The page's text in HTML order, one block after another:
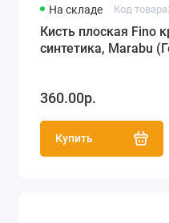
На складе Код
Кисть плоская Fino
синтетика, Marabu
360.00р.
Купить